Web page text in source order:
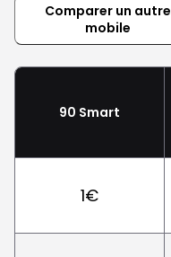
Comparer un autre
mobile
90 Smart
1€